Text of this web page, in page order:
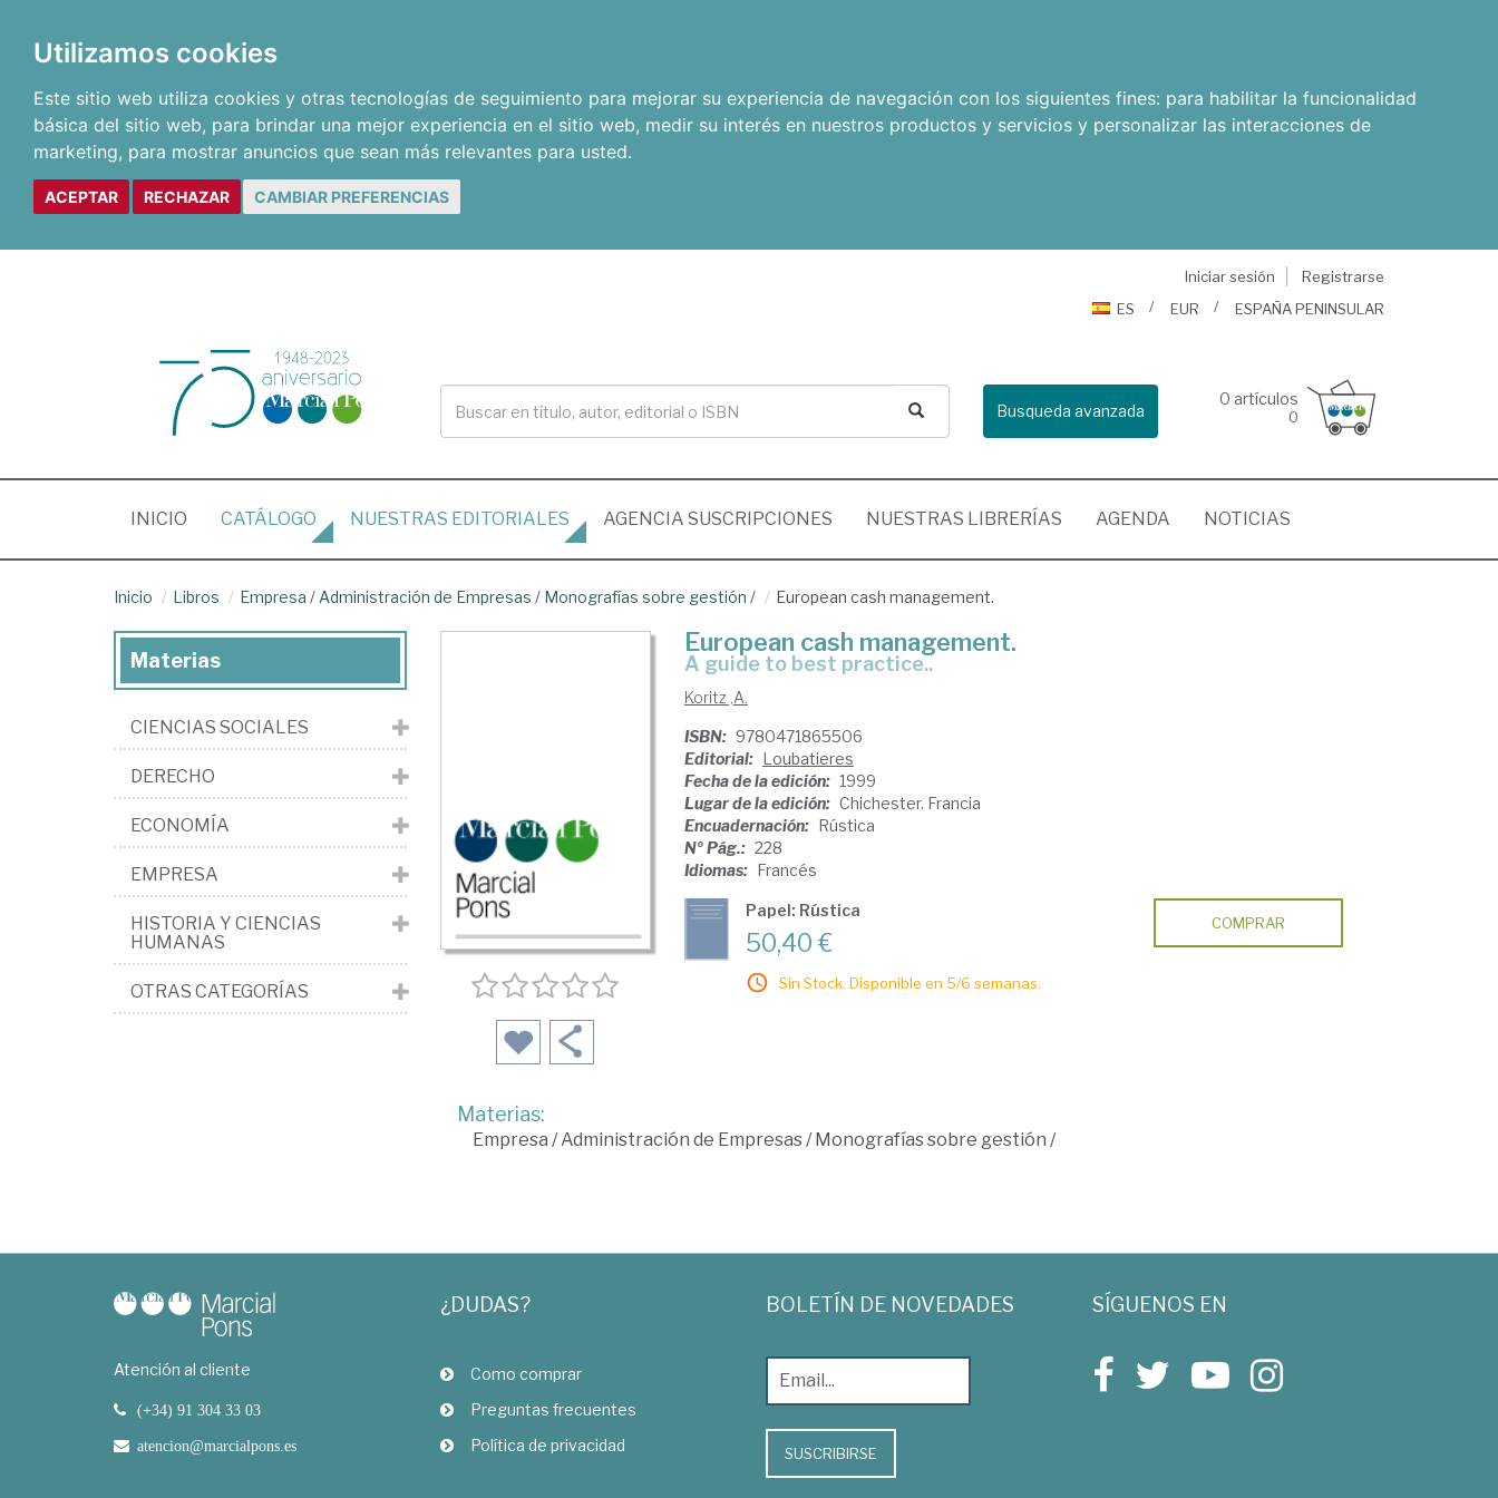
Utilizamos cookies
Este sitio web utiliza cookies y otras tecnologías de seguimiento para mejorar su experiencia de navegación con los siguientes fines: para habilitar la funcionalidad
básica del sitio web, para brindar una mejor experiencia en el sitio web, medir su interés en nuestros productos y servicios y personalizar las interacciones de
marketing, para mostrar anuncios que sean más relevantes para usted.
ACEPTAR RECHAZAR CAMBIAR PREFERENCIAS
Iniciar sesión
Registrarse
ES
EUR ESPAÑA PENINSULAR
Busqueda avanzada
0 artículos
0
INICIO (CURRENT)
CATÁLOGO NUESTRAS EDITORIALES AGENCIA SUSCRIPCIONES NUESTRAS LIBRERÍAS AGENDA NOTICIAS
Inicio Libros Empresa / Administración de Empresas / Monografías sobre gestión / European cash management.
European cash management.
A guide to best practice..
Koritz ,A.
ISBN: 9780471865506
Editorial: Loubatieres
Fecha de la edición: 1999
Lugar de la edición: Chichester. Francia
Encuadernación: Rústica
Nº Pág.: 228
Idiomas: Francés
Papel: Rústica
50,40 €
Sin Stock. Disponible en 5/6 semanas.
COMPRAR
Materias:
Empresa /Administración de Empresas/Monografías sobre gestión /
Materias
CIENCIAS SOCIALES
DERECHO
ECONOMÍA
EMPRESA
HISTORIA Y CIENCIAS
HUMANAS
OTRAS CATEGORÍAS
Atención al cliente
(+34) 91 304 33 03
atencion@marcialpons.es
¿DUDAS?
Como comprar
Preguntas frecuentes
Política de privacidad
BOLETÍN DE NOVEDADES
SUSCRIBIRSE
SÍGUENOS EN